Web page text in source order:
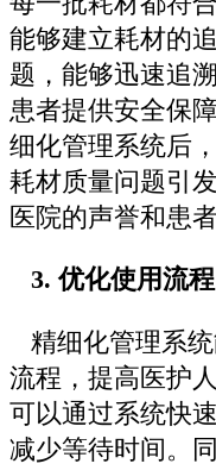
能够建立耗材的
题，能够迅速追
患者提供安全保
细化管理系统后
耗材质量问题引
医院的声誉和患
3. 优化使用流
精细化管理系
流程，提高医护
可以通过系统快
减少等待时间。